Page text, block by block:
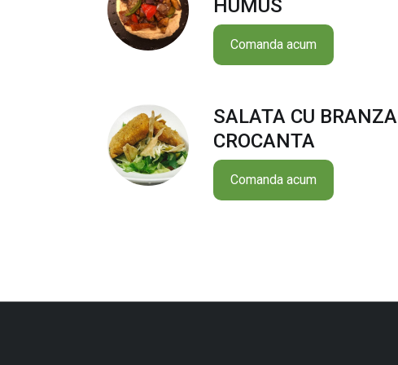
HUMUS
Comanda acum
SALATA CU BRANZA
CROCANTA
Comanda acum